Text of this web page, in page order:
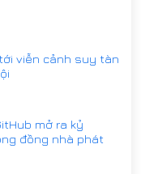
viễn cảnh suy tàn
mở ra kỷ
đồng nhà phát